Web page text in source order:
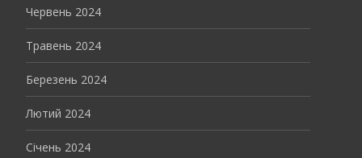
Червень 2024
Травень 2024
Березень 2024
Лютий 2024
Січень 2024